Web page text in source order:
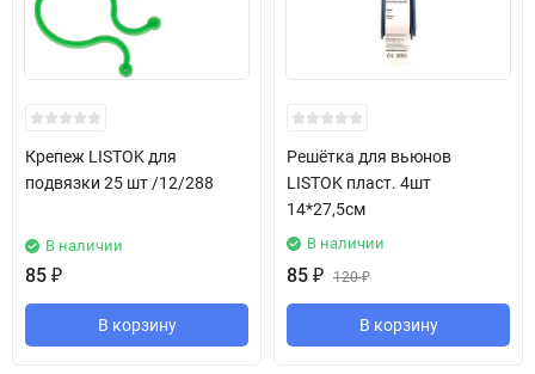
Крепеж LISTOK для
подвязки 25 шт /12/288
В наличии
85 ₽
В корзину
Решётка для вьюнов
LISTOK пласт. 4шт
14*27,5см
В наличии
85 ₽ 120₽
В корзину